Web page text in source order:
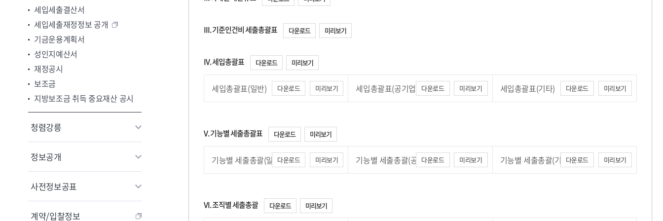
세입세출결산서
세입세출재정정보 공개
기금운용계획서
성인지예산서
재정공시
보조금
지방보조금 취득 중요재산 공시
청렴강릉
정보공개
사전정보공표
계약/입찰정보
III. 기준인건비 세출총괄표 다운로드 미리보기
IV. 세입총괄표 다운로드 미리보기
세입총괄표(일반) 다운로드 미리보기 세입총괄표(공기업) 다운로드 미리보기 세입총괄표(기타) 다운로드 미리보기
V. 기능별 세출총괄표 다운로드 미리보기
기능별 세출총괄(일반)다운로드 미리보기 기능별 세출총괄(공기업)
다운로드 미리보기 기능별 세출총괄(기타)다운로드 미리보기
VI. 조직별 세출총괄 다운로드 미리보기